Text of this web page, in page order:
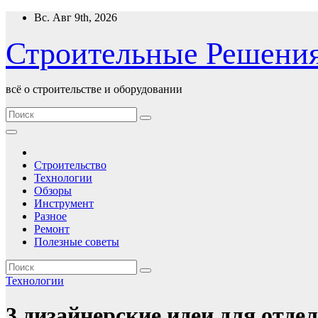
Перейти
содержимому
Вс. Авг 9th, 2026
Строительные
всё о строительстве и оборудовании
Строительство
Технологии
Обзоры
Инструмент
Разное
Ремонт
Полезные советы
Технологии